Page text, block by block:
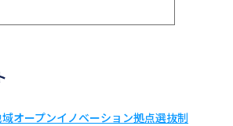
オープンイノベーション拠点選抜制